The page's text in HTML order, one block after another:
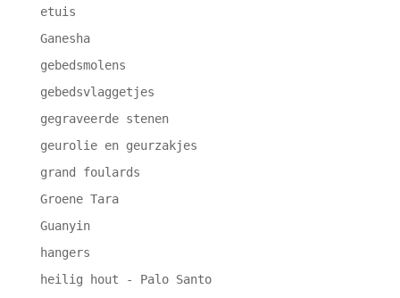
etuis
Ganesha
gebedsmolens
gebedsvlaggetjes
gegraveerde stenen
geurolie en geurzakjes
grand foulards
Groene Tara
Guanyin
hangers
heilig hout - Palo Santo